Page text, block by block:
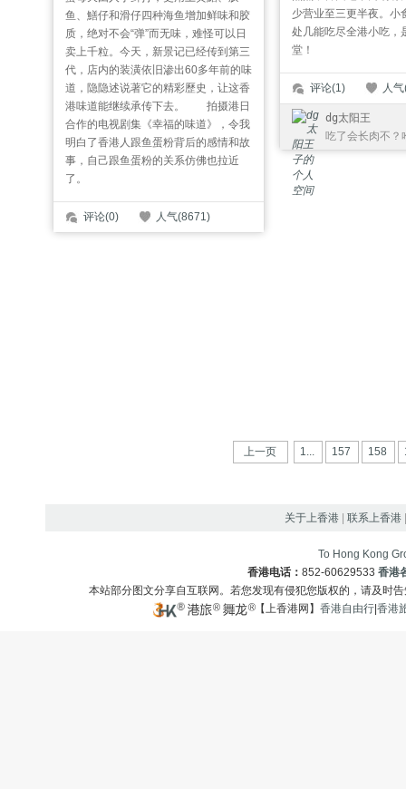
少营业至三更半夜。小
处几能吃尽全港小吃，
堂！
评论(1) 人
dg太阳王
子
吃了会长肉不？
鱼、鱔仔和滑仔四种海鱼增加鲜味和胶
质，绝对不会“弹”而无味，难怪可以日
卖上千粒。今天，新景记已经传到第三
代，店内的装潢依旧渗出60多年前的味
道，隐隐述说著它的精彩歷史，让这香
港味道能继续承传下去。 拍摄港日
合作的电视剧集《幸福的味道》，令我
明白了香港人跟鱼蛋粉背后的感情和故
事，自己跟鱼蛋粉的关系仿佛也拉近
了。
评论(0) 人气(8671)
上一页 1... 157 158
关于上香港 |联系上香港
To Hong Kong
香港电话： 852-60629533 香港
本站部分图文分享自互联网。若您发现有侵犯您版权的，请及时
【上香港网】香港自由行 |香港